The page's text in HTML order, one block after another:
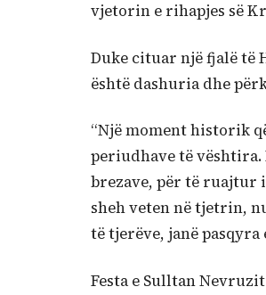
vjetorin e rihapjes së
Duke cituar një fjalë të
është dashuria dhe
“Një moment historik
periudhave të vështira.
brezave, për të ruajtur
sheh veten në tjetrin,
të tjerëve, janë
Festa e Sulltan